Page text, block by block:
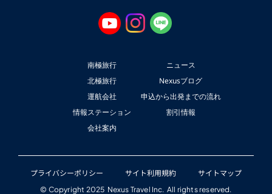
南極旅行
北極旅行
運航会社
情報ステーション
会社案内
ニュース
Nexusブログ
申込から出発までの流れ
割引情報
プライバシーポリシー サイト利用規約 サイトマップ
© Copyright 2025 Nexus Travel Inc. All rights reserved.